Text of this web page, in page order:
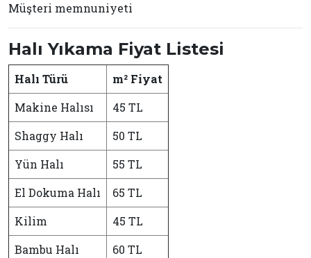
Müşteri memnuniyeti
Halı Yıkama Fiyat Listesi
Halı Türü
m² Fiyat
Makine Halısı
45 TL
Shaggy Halı
50 TL
Yün Halı
55 TL
El Dokuma Halı
65 TL
Kilim
45 TL
Bambu Halı
60 TL